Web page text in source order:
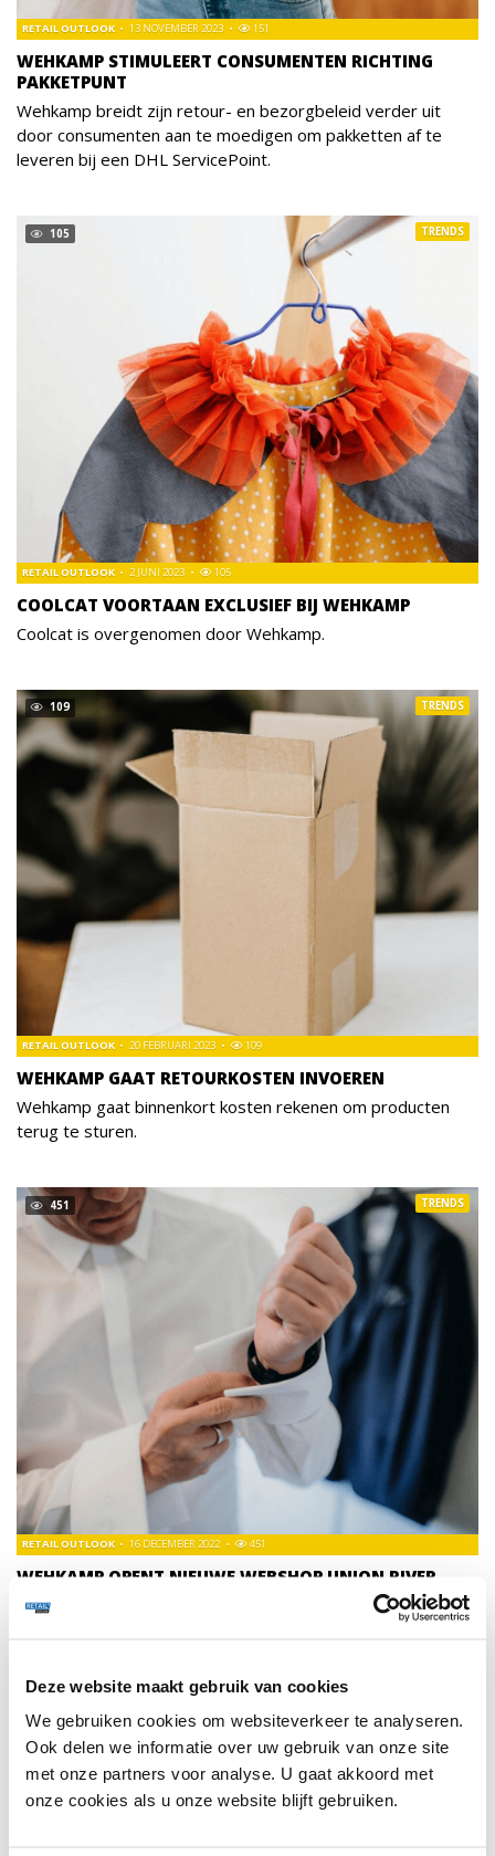
Deze website maakt gebruik van cookies
We gebruiken cookies om websiteverkeer te analyseren.
Ook delen we informatie over uw gebruik van onze site
met onze partners voor analyse. U gaat akkoord met
onze cookies als u onze website blijft gebruiken.
WEHKAMP STIMULEERT CONSUMENTEN RICHTING
PAKKETPUNT
RETAIL OUTLOOK 13 NOVEMBER 2023 151
Wehkamp breidt zijn retour- en bezorgbeleid verder uit
door consumenten aan te moedigen om pakketten af te
leveren bij een DHL ServicePoint.
105
COOLCAT VOORTAAN EXCLUSIEF BIJ WEHKAMP
RETAIL OUTLOOK 2 JUNI 2023 105
TRENDS
Coolcat is overgenomen door Wehkamp.
109
WEHKAMP GAAT RETOURKOSTEN INVOEREN
RETAIL OUTLOOK 20 FEBRUARI 2023 109
TRENDS
Wehkamp gaat binnenkort kosten rekenen om producten
terug te sturen.
451
WEHKAMP OPENT NIEUWE WEBSHOP UNION RIVER
RETAIL OUTLOOK 16 DECEMBER 2022 451
TRENDS
Wehkamp heeft een nieuwe webshop gelanceerd onder de